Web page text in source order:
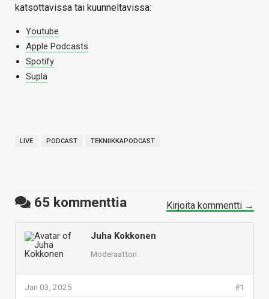
katsottavissa tai kuunneltavissa:
Youtube
Apple Podcasts
Spotify
Supla
LIVE PODCAST TEKNIIKKAPODCAST
65 kommenttia Kirjoita kommentti →
Juha Kokkonen
Moderaattori
#1
Jan 03, 2025